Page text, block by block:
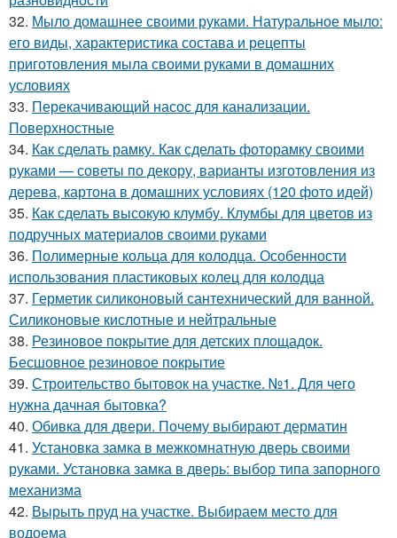
32. Мыло домашнее своими руками. Натуральное мыло:
его виды, характеристика состава и рецепты
приготовления мыла своими руками в домашних
условиях
33. Перекачивающий насос для канализации.
Поверхностные
34. Как сделать рамку. Как сделать фоторамку своими
руками — советы по декору, варианты изготовления из
дерева, картона в домашних условиях (120 фото идей)
35. Как сделать высокую клумбу. Клумбы для цветов из
подручных материалов своими руками
36. Полимерные кольца для колодца. Особенности
использования пластиковых колец для колодца
37. Герметик силиконовый сантехнический для ванной.
Силиконовые кислотные и нейтральные
38. Резиновое покрытие для детских площадок.
Бесшовное резиновое покрытие
39. Строительство бытовок на участке. №1. Для чего
нужна дачная бытовка?
40. Обивка для двери. Почему выбирают дерматин
41. Установка замка в межкомнатную дверь своими
руками. Установка замка в дверь: выбор типа запорного
механизма
42. Вырыть пруд на участке. Выбираем место для
водоема